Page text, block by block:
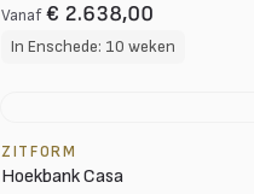
Vanaf € 2.638,00
In Enschede: 10 weken
ZITFORM
Hoekbank Casa